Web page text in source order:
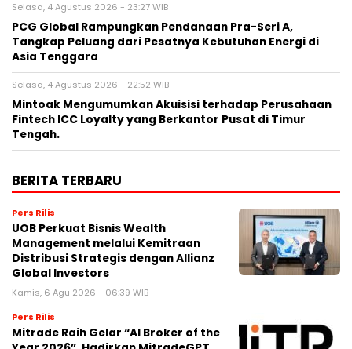
Selasa, 4 Agustus 2026 - 23:27 WIB
PCG Global Rampungkan Pendanaan Pra-Seri A,
Tangkap Peluang dari Pesatnya Kebutuhan Energi di
Asia Tenggara
Selasa, 4 Agustus 2026 - 22:52 WIB
Mintoak Mengumumkan Akuisisi terhadap Perusahaan
Fintech ICC Loyalty yang Berkantor Pusat di Timur
Tengah.
BERITA TERBARU
Pers Rilis
UOB Perkuat Bisnis Wealth
Management melalui Kemitraan
Distribusi Strategis dengan Allianz
Global Investors
Kamis, 6 Agu 2026 - 06:39 WIB
Pers Rilis
Mitrade Raih Gelar “AI Broker of the